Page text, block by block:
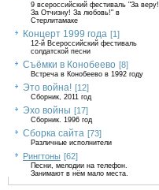
9 всероссийский фестиваль "За веру!
За Отчизну! За любовь!" в
Стерлитамаке
Концерт 1999 года [1]
12-й Всероссийский фестиваль
солдатской песни
Съёмки в Конобеево [8]
Встреча в Конобеево в 1992 году
Это война! [12]
Сборник, 2011 год
Эхо войны [17]
Сборник. 1996 год
Сборка сайта [73]
Различные исполнители
Рингтоны [62]
Песни, мелодии на телефон.
Занимают в нём мало места.